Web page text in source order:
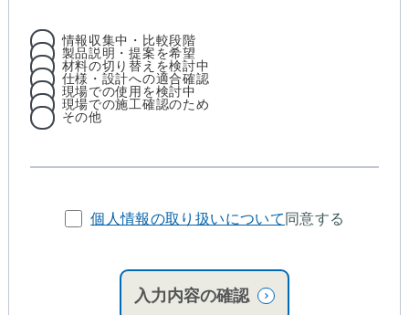
情報収集中・比較段階
製品説明・提案を希望
材料の切り替えを検討中
仕様・設計への適合確認
現場での使用を検討中
現場での施工確認のため
その他
個人情報の取り扱いについて 同意する
入力内容の確認